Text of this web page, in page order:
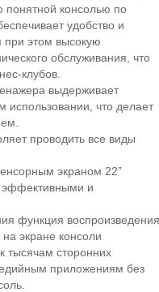
понятной консолью по
удобство и
при этом высокую
обслуживания, что
клубов.
выдерживает
использовании, что делает
проводить все виды
экраном 22”
эффективными и
функция воспроизведения
экране консоли
тысячам сторонних
приложениям без